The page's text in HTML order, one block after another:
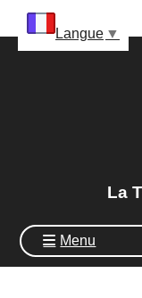
La
Menu
Langue ▼